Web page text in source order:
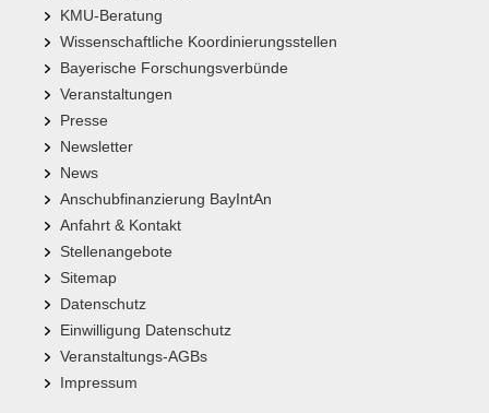
KMU-Beratung
Wissenschaftliche Koordinierungsstellen
Bayerische Forschungsverbünde
Veranstaltungen
Presse
Newsletter
News
Anschubfinanzierung BayIntAn
Anfahrt & Kontakt
Stellenangebote
Sitemap
Datenschutz
Einwilligung Datenschutz
Veranstaltungs-AGBs
Impressum